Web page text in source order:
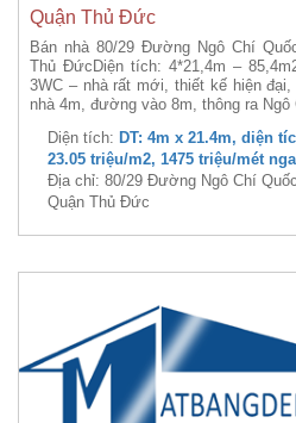
Quận Thủ Đức
Bán nhà 80/29 Đường Ngô Chí
Thủ ĐứcDiện tích: 4*21,4m –
3WC – nhà rất mới, thiết kế hiện
nhà 4m, đường vào 8m, thông ra Ngô
Diện tích: DT: 4m x 21.4m, diện
23.05 triệu/m2, 1475 triệu/mét
Địa chỉ: 80/29 Đường Ngô Chí
Quận Thủ Đức